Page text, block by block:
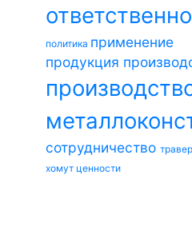
политика применение
продукция
сотрудничество
хомут ценности